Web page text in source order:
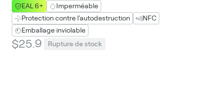
EAL 6+
Imperméable
Protection contre l'autodestruction
NFC
Emballage inviolable
$25.9 Rupture de stock